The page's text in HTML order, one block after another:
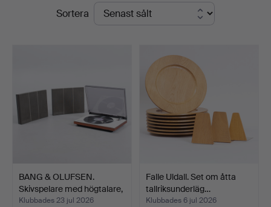
SlutpriserSortera
BANG & OLUFSEN.
Skivspelare med högtalare,
…
Klubbades 23 jul 2026
Falle Uldall. Set om åtta
tallriksunderläg…
Klubbades 6 jul 2026